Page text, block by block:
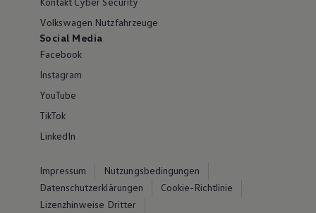
Volkswagen Nutzfahrzeuge
Social Media
Facebook
Instagram
YouTube
TikTok
LinkedIn
Impressum
Nutzungsbedingungen
Datenschutzerklärungen
Cookie-Richtlinie
Lizenzhinweise Dritter